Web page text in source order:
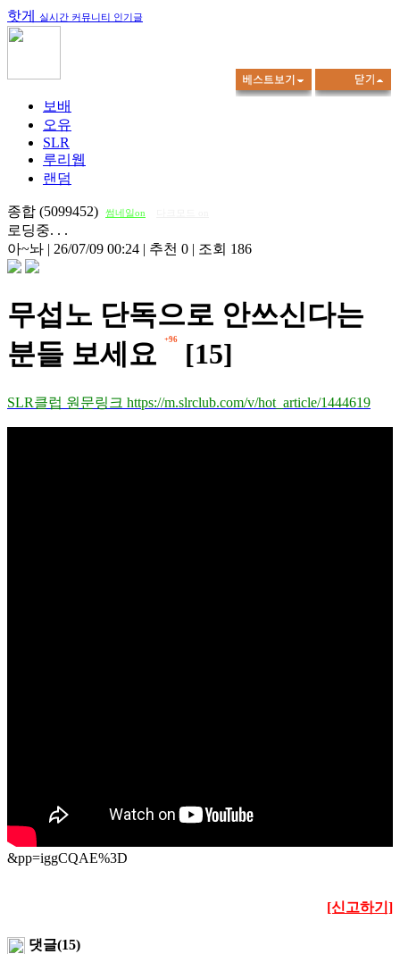
핫게 실시간 커뮤니티 인기글
보배
오유
SLR
루리웹
랜덤
종합 (5099452) 썸네일on
로딩중. . .
아~놔 | 26/07/09 00:24 | 추천 0 | 조회 186
무섭노 단독으로 안쓰신다는
분들 보세요
+96 [15]
SLR클럽 원문링크 https://m.slrclub.com/v/hot_article/1444619
&pp=iggCQAE%3D
[신고하기]
댓글(15)